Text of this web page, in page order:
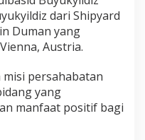
dari Shipyard
Duman yang
Austria.
persahabatan
yang
manfaat positif bagi